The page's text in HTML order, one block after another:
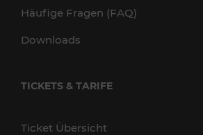
Häufige Fragen (FAQ)
Downloads
TICKETS & TARIFE
Ticket Übersicht